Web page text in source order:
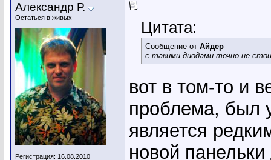
Александр Р.
Остаться в живых
Регистрация: 16.08.2010
Цитата:
Сообщение от Айдер
с такими диодами точно не
вот в том-то и
проблема, был
является
новой